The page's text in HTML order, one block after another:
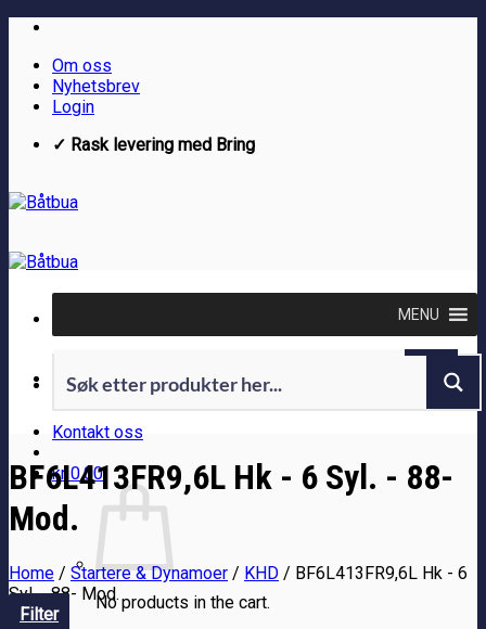
Skip
contentOm oss
Nyhetsbrev
Login
✓ Rask levering med Bring
Kontakt oss
kr 0.00
No products in the cart.
MENU
BF6L413FR9,6L Hk - 6 Syl. - 88-
Mod.
Home / Startere & Dynamoer / KHD / BF6L413FR9,6L Hk - 6
Syl. - 88- Mod.
Filter